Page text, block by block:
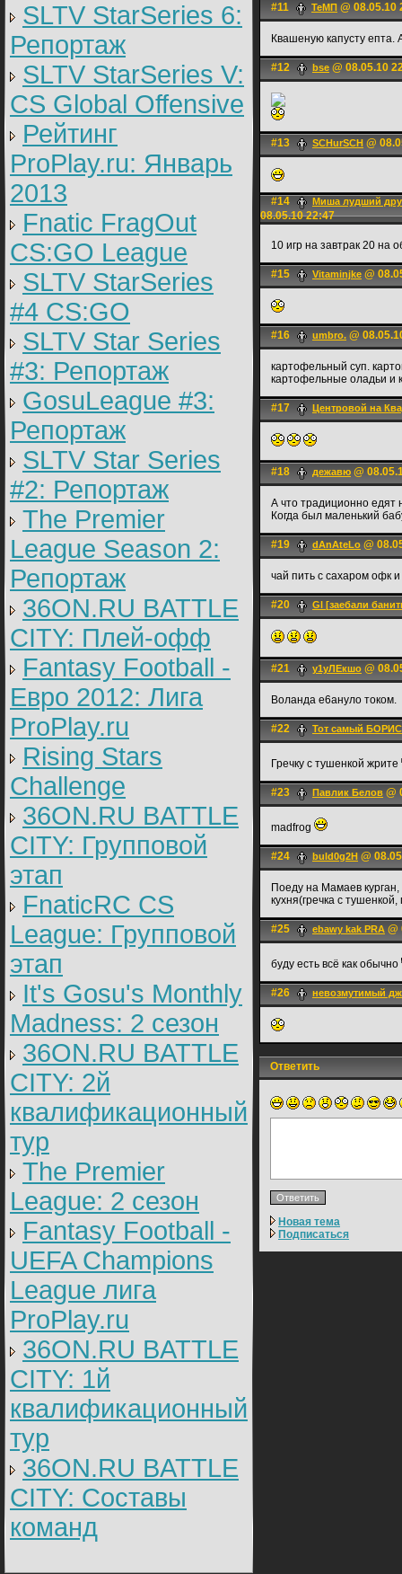
SLTV StarSeries 6:
Репортаж
SLTV StarSeries V:
CS Global Offensive
Рейтинг
ProPlay.ru: Январь
2013
Fnatic FragOut
CS:GO League
SLTV StarSeries
#4 CS:GO
SLTV Star Series
#3: Репортаж
GosuLeague #3:
Репортаж
SLTV Star Series
#2: Репортаж
The Premier
League Season 2:
Репортаж
36ON.RU BATTLE
CITY: Плей-офф
Fantasy Football -
Евро 2012: Лига
ProPlay.ru
Rising Stars
Challenge
36ON.RU BATTLE
CITY: Групповой
этап
FnaticRC CS
League: Групповой
этап
It's Gosu's Monthly
Madness: 2 сезон
36ON.RU BATTLE
CITY: 2й
квалификационный
тур
The Premier
League: 2 cезон
Fantasy Football -
UEFA Champions
League лига
ProPlay.ru
36ON.RU BATTLE
CITY: 1й
квалификационный
тур
36ON.RU BATTLE
CITY: Составы
команд
#11 ТеМП @ 08.05.10
Квашеную капусту епта.
#12 bse @ 08.05.10
#13 SCHurSCH @
#14 Миша лудший
08.05.10 22:47
10 игр на завтрак 20 на
#15 Vitaminjke @
#16 umbro. @
картофельный суп.
картофельные оладьи и
#17 Центровой на
#18 дежавю @
А что традиционно
Когда был маленький
#19 dAnAteLo @
чай пить с сахаром офк
#20 Gl [заебали
#21 у1уЛЕкшо @
Воланда е6ануло током.
#22 Тот самый БОРИС
Гречку с тушенкой жрите
#23 Павлик Белов @
madfrog
#24 buld0g2H @
Поеду на Мамаев
кухня(гречка с
#25 ebawy kak PRA @
буду есть всё как обычно
#26 невозмутимый
Ответить
Новая тема
Подписаться